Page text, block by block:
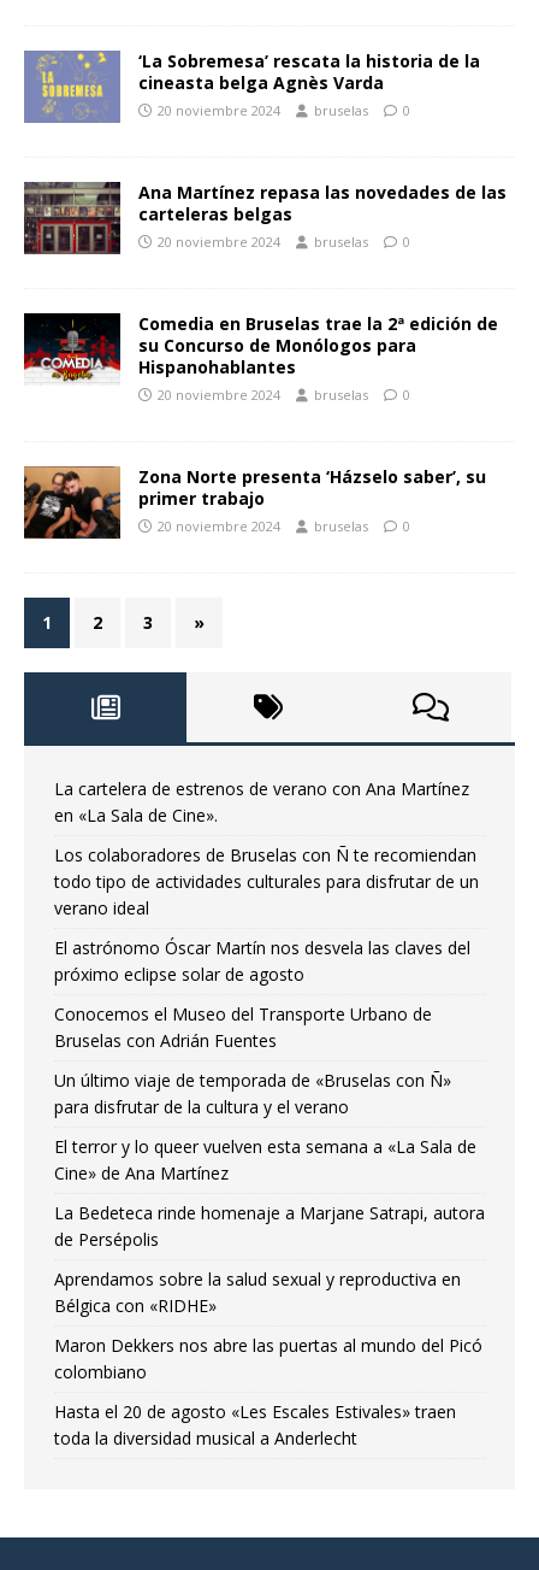
‘La Sobremesa’ rescata la historia de la
cineasta belga Agnès Varda
20 noviembre 2024 bruselas 0
Ana Martínez repasa las novedades de las
carteleras belgas
20 noviembre 2024 bruselas 0
Comedia en Bruselas trae la 2ª edición de
su Concurso de Monólogos para
Hispanohablantes
20 noviembre 2024 bruselas 0
Zona Norte presenta ‘Házselo saber’, su
primer trabajo
20 noviembre 2024 bruselas 0
1 2 3 »
La cartelera de estrenos de verano con Ana Martínez
en «La Sala de Cine».
Los colaboradores de Bruselas con Ñ te recomiendan
todo tipo de actividades culturales para disfrutar de un
verano ideal
El astrónomo Óscar Martín nos desvela las claves del
próximo eclipse solar de agosto
Conocemos el Museo del Transporte Urbano de
Bruselas con Adrián Fuentes
Un último viaje de temporada de «Bruselas con Ñ»
para disfrutar de la cultura y el verano
El terror y lo queer vuelven esta semana a «La Sala de
Cine» de Ana Martínez
La Bedeteca rinde homenaje a Marjane Satrapi, autora
de Persépolis
Aprendamos sobre la salud sexual y reproductiva en
Bélgica con «RIDHE»
Maron Dekkers nos abre las puertas al mundo del Picó
colombiano
Hasta el 20 de agosto «Les Escales Estivales» traen
toda la diversidad musical a Anderlecht